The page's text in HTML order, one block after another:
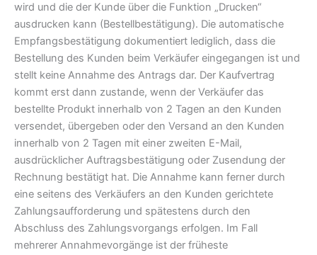
wird und die der Kunde über die Funktion „Drucken“
ausdrucken kann (Bestellbestätigung). Die automatische
Empfangsbestätigung dokumentiert lediglich, dass die
Bestellung des Kunden beim Verkäufer eingegangen ist und
stellt keine Annahme des Antrags dar. Der Kaufvertrag
kommt erst dann zustande, wenn der Verkäufer das
bestellte Produkt innerhalb von 2 Tagen an den Kunden
versendet, übergeben oder den Versand an den Kunden
innerhalb von 2 Tagen mit einer zweiten E-Mail,
ausdrücklicher Auftragsbestätigung oder Zusendung der
Rechnung bestätigt hat. Die Annahme kann ferner durch
eine seitens des Verkäufers an den Kunden gerichtete
Zahlungsaufforderung und spätestens durch den
Abschluss des Zahlungsvorgangs erfolgen. Im Fall
mehrerer Annahmevorgänge ist der früheste